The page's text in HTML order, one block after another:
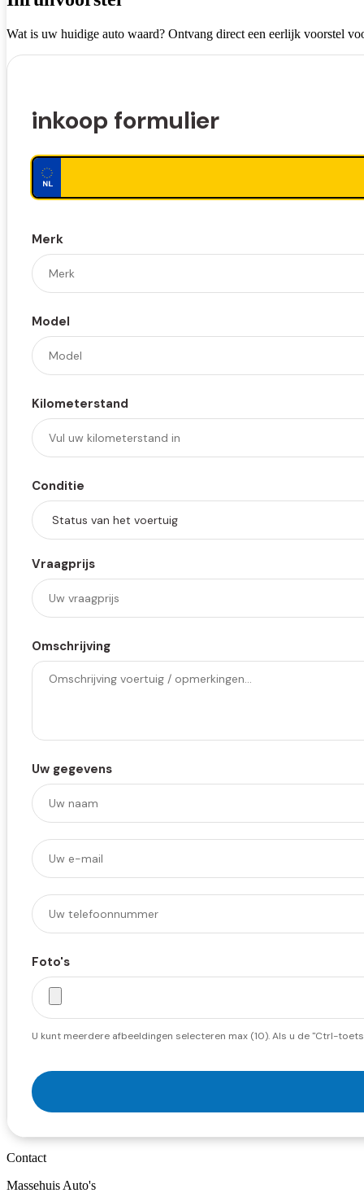
Wat is uw huidige auto waard? Ontvang direct een eerlijk voorstel
inkoop formulier
Merk
Model
Kilometerstand
Conditie
Vraagprijs
Omschrijving
Uw gegevens
Foto's
U kunt meerdere afbeeldingen selecteren max (10). Als u de "Ctrl-
Contact
Massehuis Auto's